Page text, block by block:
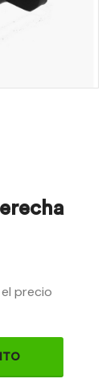
precio